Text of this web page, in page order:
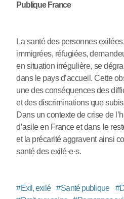
Publique France
La santé des personnes
immigrées, réfugiées,
en situation irrégulière, se
dans le pays d’accueil. Cette
une des conséquences des
et des discriminations que
Dans un contexte de crise de
d’asile en France et dans le
et la précarité aggravent ainsi
santé des exilé·e·s.
#Exil, exilé #Santé publique #